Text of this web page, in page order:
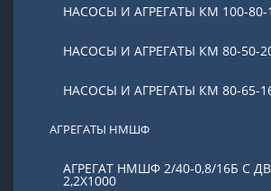
НАСОСЫ И АГРЕГАТЫ КМ 100-80-
НАСОСЫ И АГРЕГАТЫ КМ 80-50-
НАСОСЫ И АГРЕГАТЫ КМ 80-65-
АГРЕГАТЫ НМШФ
АГРЕГАТ НМШФ 2/40-0,8/16Б С
2,2Х1000